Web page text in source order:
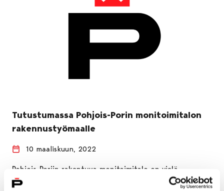
Tutustumassa Pohjois-Porin monitoimitalon
rakennustyömaalle
10 maaliskuun, 2022
Pohjois-Poriin rakentuva monitoimitalo on vielä
keskeneräinen työmaa talvisella peltoaukealla, mutta